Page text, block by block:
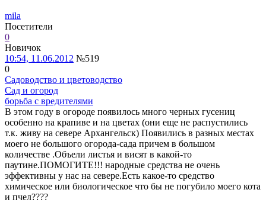
mila
Посетители
0
Новичок
10:54, 11.06.2012 №519
0
Садоводство и цветоводство
Сад и огород
борьба с вредителями
В этом году в огороде появилось много черных гусениц
особенно на крапиве и на цветах (они еще не распустились
т.к. живу на севере Архангельск) Появились в разных местах
моего не большого огорода-сада причем в большом
количестве .Объели листья и висят в какой-то
паутине.ПОМОГИТЕ!!! народные средства не очень
эффективны у нас на севере.Есть какое-то средство
химическое или биологическое что бы не погубило моего кота
и пчел????